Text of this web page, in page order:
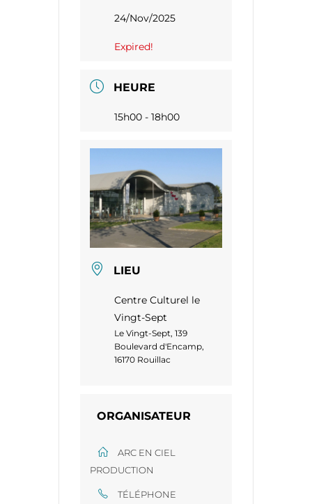
24/Nov/2025
Expired!
HEURE
15h00 - 18h00
LIEU
Centre Culturel le
Vingt-Sept
Le Vingt-Sept, 139
Boulevard d'Encamp,
16170 Rouillac
ORGANISATEUR
ARC EN CIEL
PRODUCTION
TÉLÉPHONE